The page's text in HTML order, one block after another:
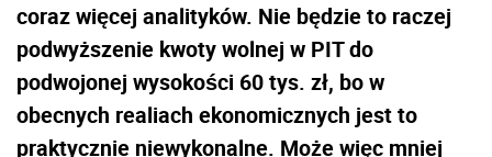
coraz więcej analityków. Nie będzie to raczej
podwyższenie kwoty wolnej w PIT do
podwojonej wysokości 60 tys. zł, bo w
obecnych realiach ekonomicznych jest to
praktycznie niewykonalne. Może więc mniej